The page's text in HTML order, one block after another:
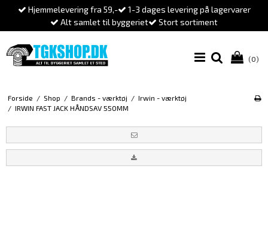
Hjemmelevering fra 59,-
1-3 dages levering på lagervarer
Alt samlet til byggeriet
Stort sortiment
(0)
Forside / Shop / Brands - værktøj / Irwin - værktøj
/ IRWIN FAST JACK HÅNDSAV 550MM